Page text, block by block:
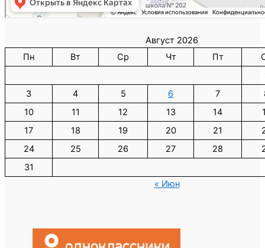
Август 2026
Пн
Вт Ср Чт Пт
3
4 5 6 7
10
11 12 13 14
17
18 19 20 21
24
25 26 27 28
31
« Июн